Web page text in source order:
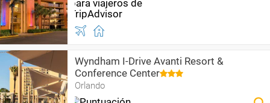
Wyndham I-Drive Avanti Resort &
Conference Center
Orlando